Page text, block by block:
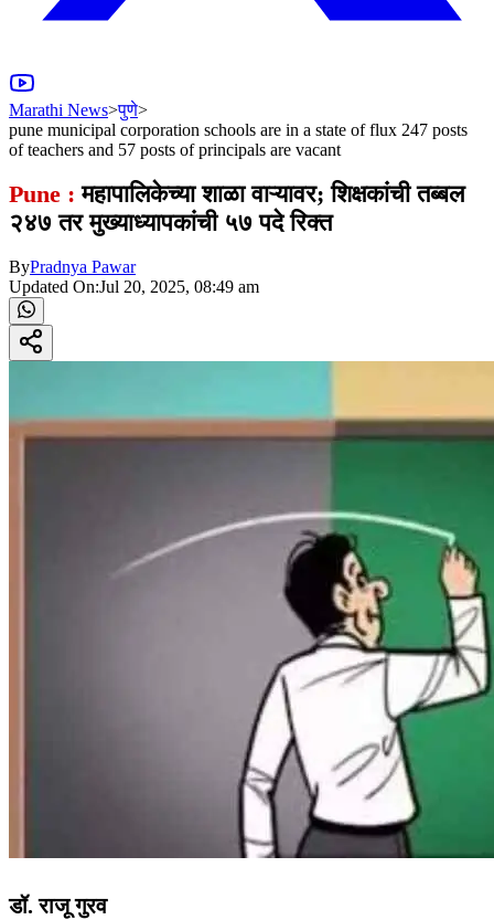
Marathi News>पुणे>
pune municipal corporation schools are in a state of flux 247 posts
of teachers and 57 posts of principals are vacant
Pune : महापालिकेच्या शाळा वाऱ्यावर; शिक्षकांची तब्बल
२४७ तर मुख्याध्यापकांची ५७ पदे रिक्त
ByPradnya Pawar
Updated On:Jul 20, 2025, 08:49 am
डॉ. राजू गुरव